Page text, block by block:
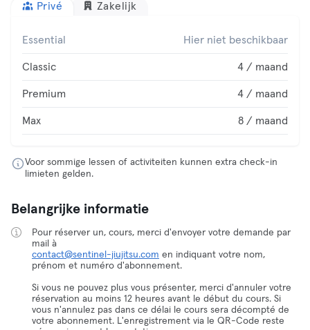
Privé Zakelijk
Essential Hier niet beschikbaar
Classic 4 / maand
Premium 4 / maand
Max 8 / maand
Voor sommige lessen of activiteiten kunnen extra check-in
limieten gelden.
Belangrijke informatie
Pour réserver un, cours, merci d'envoyer votre demande par
contact@sentinel-jiujitsu.com en indiquant votre nom,
prénom et numéro d'abonnement.
Si vous ne pouvez plus vous présenter, merci d'annuler votre
réservation au moins 12 heures avant le début du cours. Si
vous n'annulez pas dans ce délai le cours sera décompté de
votre abonnement. L'enregistrement via le QR-Code reste